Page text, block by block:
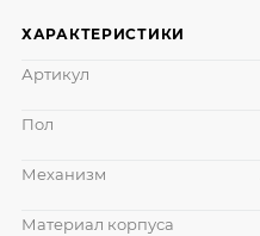
ХАРАКТЕРИСТИКИ
Артикул
Пол
Механизм
Материал корпуса